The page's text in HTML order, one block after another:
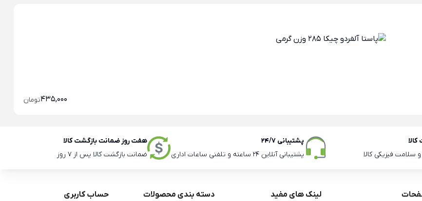
435,000تومان
و سلامت فیزیکی کالا
پشتیبانی 24/7
پشتیبانی آنلاین 24 ساعته و تلفنی ساعات اداری
هفت روز ضمانت بازگشت کالا
ضمانت بازگشت کالا پس از 7 روز
لینک های مفید
دسته بندی محصولات
حساب کاربری